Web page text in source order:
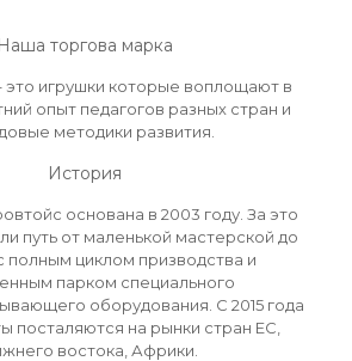
Наша торгова марка
это игрушки которые воплощают в
опыт педагогов разных стран и
методики развития.
История
основана в 2003 году. За это
путь от маленькой мастерской до
полным циклом призводства и
парком специального
оборудования. С 2015 года
посталяются на рынки стран ЕС,
востока, Африки.